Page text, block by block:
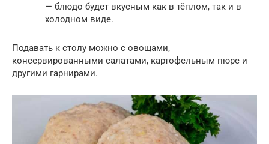
— блюдо будет вкусным как в тёплом, так и в
холодном виде.
Подавать к столу можно с овощами,
консервированными салатами, картофельным пюре и
другими гарнирами.